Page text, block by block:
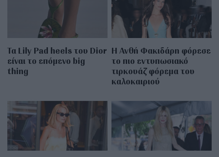
Τα Lily Pad heels του Dior
είναι το επόμενο big
thing
Η Ανθή Φακιδάρη φόρεσε
το πιο εντυπωσιακό
τιρκουάζ φόρεμα του
καλοκαιριού